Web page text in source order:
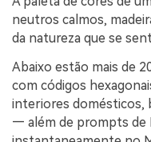
neutros calmos,
da natureza que se
Abaixo estão mais de
com códigos
interiores domésticos,
— além de prompts de